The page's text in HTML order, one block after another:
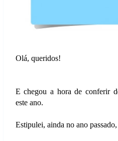
Olá, queridos!
E chegou a hora de conferir
este ano.
Estipulei, ainda no ano